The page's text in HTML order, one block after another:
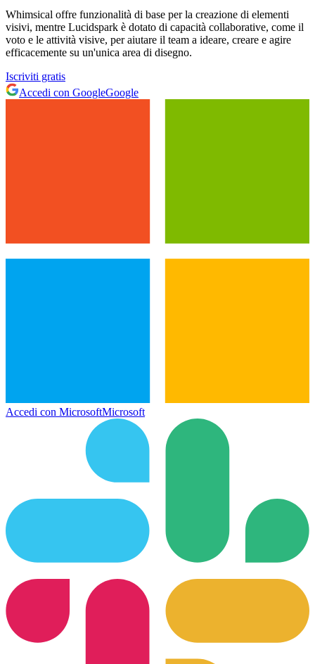
Whimsical offre funzionalità di base per la creazione di elementi
visivi, mentre Lucidspark è dotato di capacità collaborative, come il
voto e le attività visive, per aiutare il team a ideare, creare e agire
efficacemente su un'unica area di disegno.
Iscriviti gratis
Accedi con GoogleGoogle
Accedi con MicrosoftMicrosoft